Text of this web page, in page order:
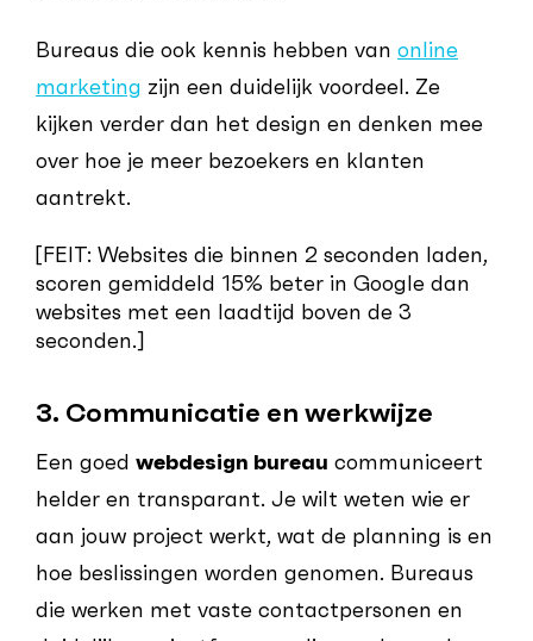
Bureaus die ook kennis hebben van online
marketing zijn een duidelijk voordeel. Ze
kijken verder dan het design en denken mee
over hoe je meer bezoekers en klanten
aantrekt.
[FEIT: Websites die binnen 2 seconden laden,
scoren gemiddeld 15% beter in Google dan
websites met een laadtijd boven de 3
seconden.]
3. Communicatie en werkwijze
Een goed webdesign bureau communiceert
helder en transparant. Je wilt weten wie er
aan jouw project werkt, wat de planning is en
hoe beslissingen worden genomen. Bureaus
die werken met vaste contactpersonen en